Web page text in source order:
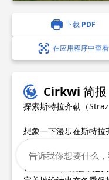
下载 PDF
在应用程序中查看
Cirkwi 简报
探索斯特拉齐勒（
想象一下漫步在斯特
步都穿越几乎完全由
温和起伏的山丘的独
Tourisme）将这个迷
告诉我你想要什么